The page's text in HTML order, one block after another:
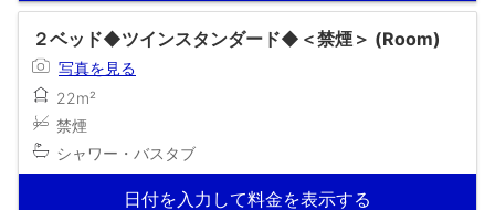
２ベッド◆ツインスタンダード◆＜禁煙＞ (Room)
写真を見る
22m²
禁煙
シャワー・バスタブ
日付を入力して料金を表示する